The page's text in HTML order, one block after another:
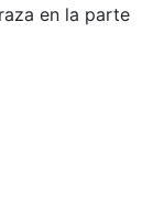
en la parte